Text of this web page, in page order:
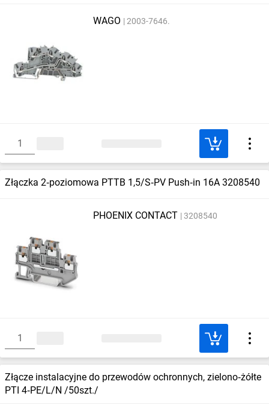
WAGO 2003-7646.
Złączka 2‑poziomowa PTTB 1,5/S‑PV Push‑in 16A 3208540
PHOENIX CONTACT 3208540
Złącze instalacyjne do przewodów ochronnych, zielono‑żółte
PTI 4‑PE/L/N /50szt./